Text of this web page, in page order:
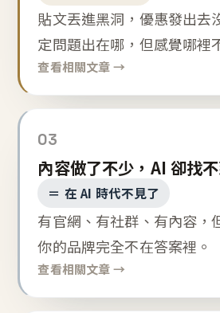
貼文丟進黑洞，優惠發出去
定問題出在哪，但感覺哪裡
查看相關文章 →
03
內容做了不少，AI 卻找
＝ 在 AI 時代不見了
有官網、有社群、有內容，
你的品牌完全不在答案裡。
查看相關文章 →